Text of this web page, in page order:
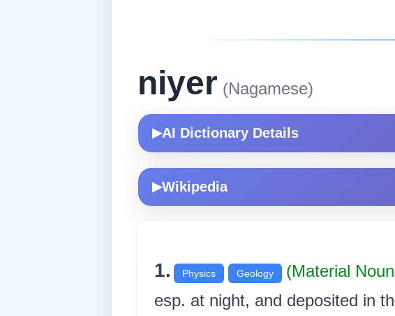
niyer (Nagamese)
▶AI Dictionary Details
▶Wikipedia
1. Physics Geology (Material
esp. at night, and deposited in